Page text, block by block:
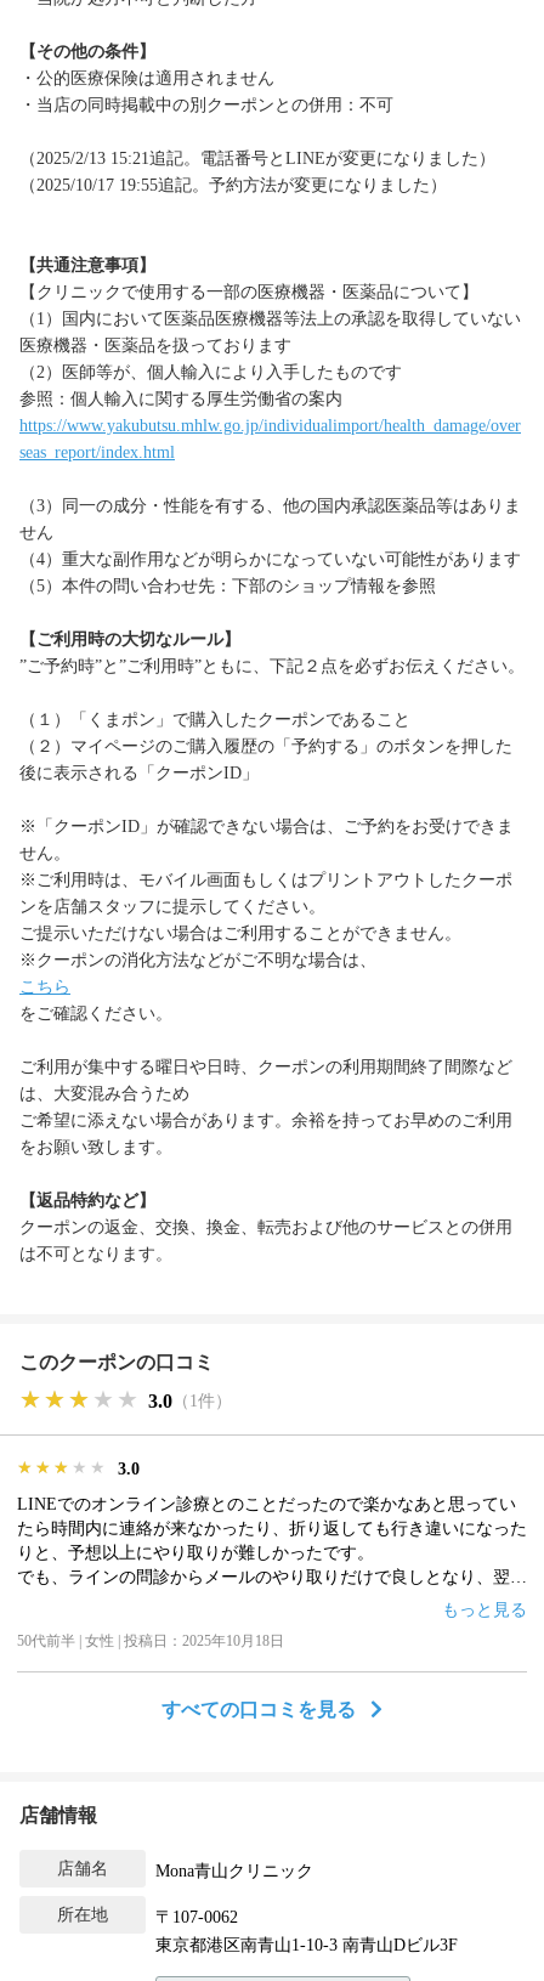
【その他の条件】
・公的医療保険は適用されません
・当店の同時掲載中の別クーポンとの併用：不可
（2025/2/13 15:21追記。電話番号とLINEが変更になりました）
（2025/10/17 19:55追記。予約方法が変更になりました）
【共通注意事項】
【クリニックで使用する一部の医療機器・医薬品について】
（1）国内において医薬品医療機器等法上の承認を取得していない
医療機器・医薬品を扱っております
（2）医師等が、個人輸入により入手したものです
参照：個人輸入に関する厚生労働省の案内
https://www.yakubutsu.mhlw.go.jp/individualimport/health_damage/over
seas_report/index.html
（3）同一の成分・性能を有する、他の国内承認医薬品等はありま
せん
（4）重大な副作用などが明らかになっていない可能性があります
（5）本件の問い合わせ先：下部のショップ情報を参照
【ご利用時の大切なルール】
”ご予約時”と”ご利用時”ともに、下記２点を必ずお伝えください。
（１）「くまポン」で購入したクーポンであること
（２）マイページのご購入履歴の「予約する」のボタンを押した
後に表示される「クーポンID」
※「クーポンID」が確認できない場合は、ご予約をお受けできま
せん。
※ご利用時は、モバイル画面もしくはプリントアウトしたクーポ
ンを店舗スタッフに提示してください。
ご提示いただけない場合はご利用することができません。
※クーポンの消化方法などがご不明な場合は、
こちら
をご確認ください。
ご利用が集中する曜日や日時、クーポンの利用期間終了間際など
は、大変混み合うため
ご希望に添えない場合があります。余裕を持ってお早めのご利用
をお願い致します。
【返品特約など】
クーポンの返金、交換、換金、転売および他のサービスとの併用
は不可となります。
このクーポンの口コミ
★★★★★
★★★★★
★★★★★ 3.0 （1件）
★★★★★
★★★★★
★★★★★
3.0
LINEでのオンライン診療とのことだったので楽かなあと思ってい
たら時間内に連絡が来なかったり、折り返しても行き違いになった
りと、予想以上にやり取りが難しかったです。
でも、ラインの問診からメールのやり取りだけで良しとなり、翌日
ので安心しました。
もっと見る
50代前半 | 女性 | 投稿日：2025年10月18日
すべての口コミを見る
店舗情報
店舗名 Mona青山クリニック
所在地
〒107-0062
東京都港区南青山1-10-3 南青山Dビル3F